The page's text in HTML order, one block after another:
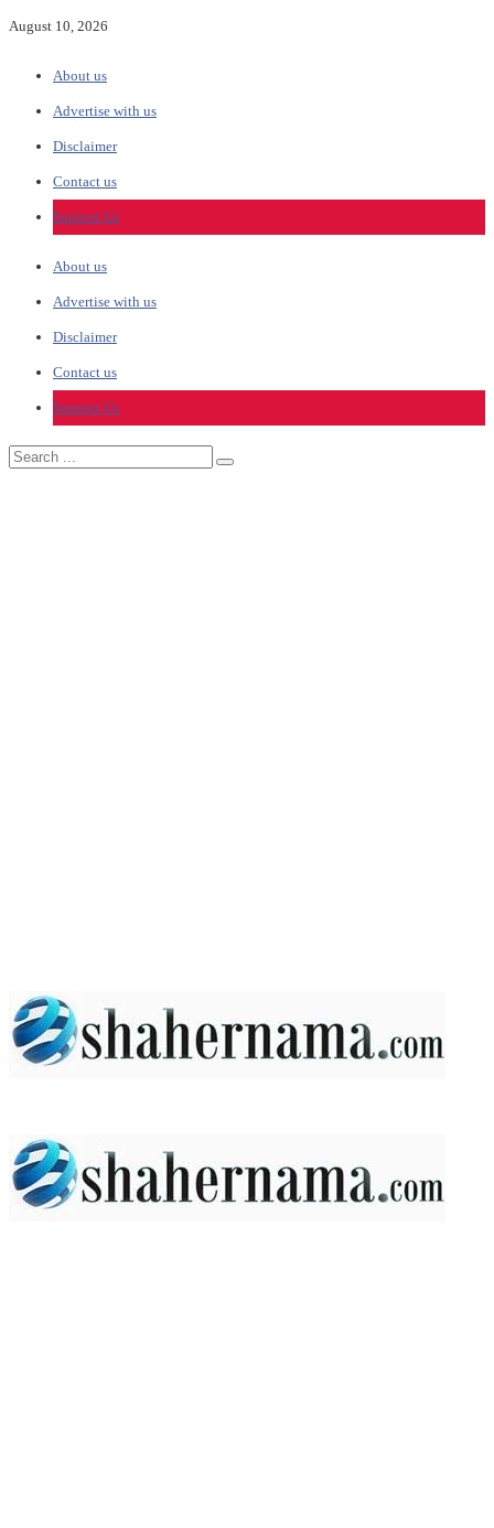
August 10, 2026
About us
Advertise with us
Disclaimer
Contact us
Support Us
About us
Advertise with us
Disclaimer
Contact us
Support Us